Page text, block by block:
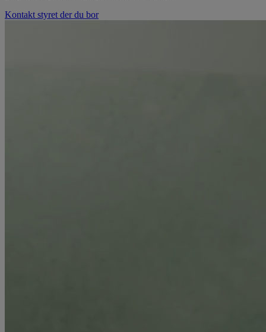
Kontakt styret der du bor